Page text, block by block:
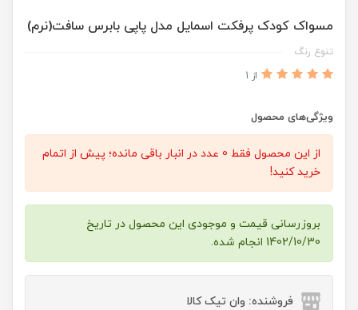
مسواک کودک پرفکت اسمایل مدل پاپی بابرس سافت(نرم)
تنوع رنگ
از 1
ویژگی‌های محصول
از این محصول فقط 0 عدد در انبار باقی مانده؛ پیش از اتمام
خرید کنید!
بروزرسانی قیمت و موجودی این محصول در تاریخ
1402/10/30 انجام شده.
فروشنده: وان تیک کالا